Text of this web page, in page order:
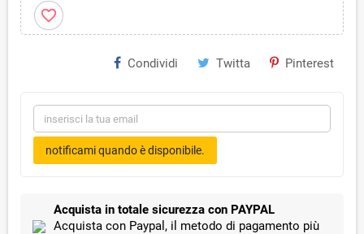
favorite_border
Condividi Twitta Pinterest
notificami quando è disponibile.
Acquista in totale sicurezza con PAYPAL
Acquista con Paypal, il metodo di pagamento più